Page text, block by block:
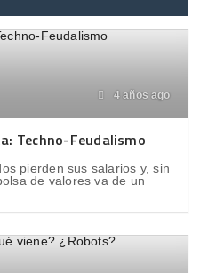
4 años ago
Techno-Feudalismo
pierden sus salarios y, sin
de valores va de un